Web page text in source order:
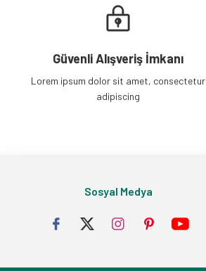
Güvenli Alışveriş İmkanı
Lorem ipsum dolor sit amet, consectetur
adipiscing
Sosyal Medya